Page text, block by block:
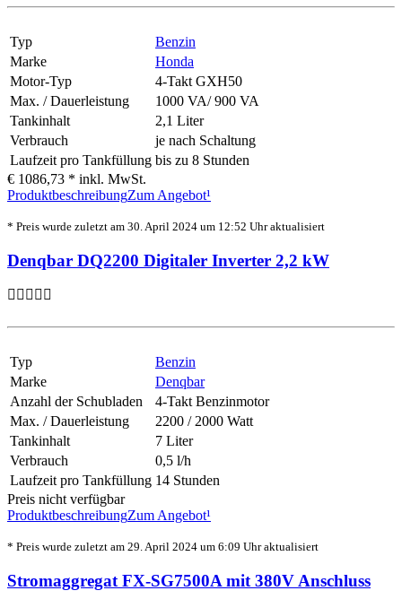
Typ
Benzin
Marke
Honda
Motor-Typ
4-Takt GXH50
Max. / Dauerleistung
1000 VA/ 900 VA
Tankinhalt
2,1 Liter
Verbrauch
je nach Schaltung
Laufzeit pro Tankfüllung bis zu 8 Stunden
€ 1086,73 * inkl. MwSt.
ProduktbeschreibungZum Angebot¹
* Preis wurde zuletzt am 30. April 2024 um 12:52 Uhr aktualisiert
Denqbar DQ2200 Digitaler Inverter 2,2 kW
Typ
Benzin
Marke
Denqbar
Anzahl der Schubladen
4-Takt Benzinmotor
Max. / Dauerleistung
2200 / 2000 Watt
Tankinhalt
7 Liter
Verbrauch
0,5 l/h
Laufzeit pro Tankfüllung 14 Stunden
Preis nicht verfügbar
ProduktbeschreibungZum Angebot¹
* Preis wurde zuletzt am 29. April 2024 um 6:09 Uhr aktualisiert
Stromaggregat FX-SG7500A mit 380V Anschluss